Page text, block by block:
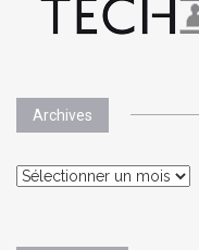
Archives
Archives